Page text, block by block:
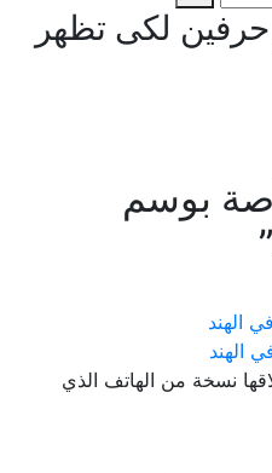
لكى تظهر
بوسم
نسخة من الهاتف الذي